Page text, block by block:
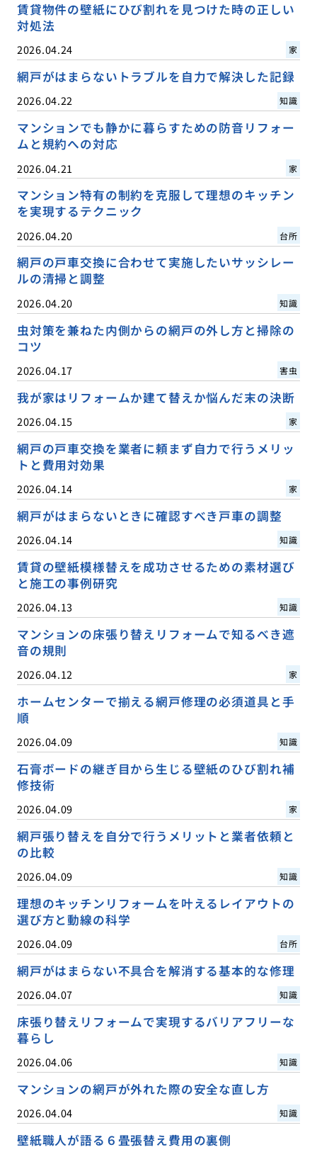
賃貸物件の壁紙にひび割れを見つけた時の正しい
対処法
2026.04.24 家
網戸がはまらないトラブルを自力で解決した記録
2026.04.22 知識
マンションでも静かに暮らすための防音リフォー
ムと規約への対応
2026.04.21 家
マンション特有の制約を克服して理想のキッチン
を実現するテクニック
2026.04.20 台所
網戸の戸車交換に合わせて実施したいサッシレー
ルの清掃と調整
2026.04.20 知識
虫対策を兼ねた内側からの網戸の外し方と掃除の
コツ
2026.04.17 害虫
我が家はリフォームか建て替えか悩んだ末の決断
2026.04.15 家
網戸の戸車交換を業者に頼まず自力で行うメリッ
トと費用対効果
2026.04.14 家
網戸がはまらないときに確認すべき戸車の調整
2026.04.14 知識
賃貸の壁紙模様替えを成功させるための素材選び
と施工の事例研究
2026.04.13 知識
マンションの床張り替えリフォームで知るべき遮
音の規則
2026.04.12 家
ホームセンターで揃える網戸修理の必須道具と手
順
2026.04.09 知識
石膏ボードの継ぎ目から生じる壁紙のひび割れ補
修技術
2026.04.09 家
網戸張り替えを自分で行うメリットと業者依頼と
の比較
2026.04.09 知識
理想のキッチンリフォームを叶えるレイアウトの
選び方と動線の科学
2026.04.09 台所
網戸がはまらない不具合を解消する基本的な修理
2026.04.07 知識
床張り替えリフォームで実現するバリアフリーな
暮らし
2026.04.06 知識
マンションの網戸が外れた際の安全な直し方
2026.04.04 知識
壁紙職人が語る６畳張替え費用の裏側